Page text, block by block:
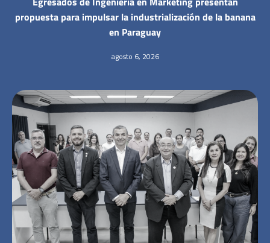
propuesta para impulsar la industrialización de la banana
en Paraguay
agosto 6, 2026